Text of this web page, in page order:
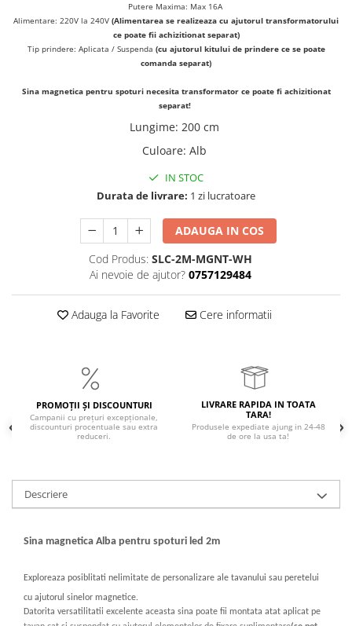
Putere Maxima: Max 16A
Alimentare: 220V la 240V (Alimentarea se realizeaza cu ajutorul transformatorului
ce poate fii achizitionat separat)
Tip prindere: Aplicata / Suspenda (cu ajutorul kitului de prindere ce se poate
comanda separat)
Sina magnetica pentru spoturi necesita transformator ce poate fi achizitionat
separat!
Lungime: 200 cm
Culoare: Alb
IN STOC
Durata de livrare: 1 zi lucratoare
ADAUGA IN COS
Cod Produs: SLC-2M-MGNT-WH
Ai nevoie de ajutor? 0757129484
Adauga la Favorite Cere informatii
PROMOȚII ȘI DISCOUNTURI
Campanii cu prețuri excepționale,
discounturi procentuale sau extra
reduceri.
LIVRARE RAPIDA IN TOATA
TARA!
Produsele expediate ajung in 24-48
de ore la usa ta!
Descriere
Sina magnetica Alba pentru spoturi led 2m
Exploreaza posiblitati nelimitate de personalizare ale tavanului sau peretelui
cu ajutorul sinelor magnetice.
Datorita versatilitatii excelente aceasta sina poate fii montata atat aplicat pe